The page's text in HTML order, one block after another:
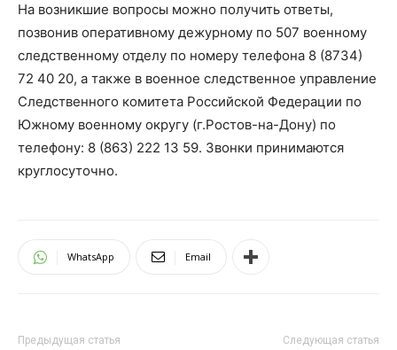
На возникшие вопросы можно получить ответы,
позвонив оперативному дежурному по 507 военному
следственному отделу по номеру телефона 8 (8734)
72 40 20, а также в военное следственное управление
Следственного комитета Российской Федерации по
Южному военному округу (г.Ростов-на-Дону) по
телефону: 8 (863) 222 13 59. Звонки принимаются
круглосуточно.
WhatsApp Email
Предыдущая статья Следующая статья